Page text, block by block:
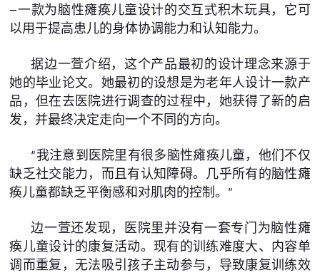
–一款为脑性瘫痪儿童设计的交互式积木玩具，它可
以用于提高患儿的身体协调能力和认知能力。
据边一萱介绍，这个产品最初的设计理念来源于
她的毕业论文。她最初的设想是为老年人设计一款产
品，但在去医院进行调查的过程中，她获得了新的启
发，并最终决定走向一个不同的方向。
“我注意到医院里有很多脑性瘫痪儿童，他们不仅
缺乏社交能力，而且有认知障碍。几乎所有的脑性瘫
痪儿童都缺乏平衡感和对肌肉的控制。”
边一萱还发现，医院里并没有一套专门为脑性瘫
痪儿童设计的康复活动。现有的训练难度大、内容单
调而重复，无法吸引孩子主动参与，导致康复训练效